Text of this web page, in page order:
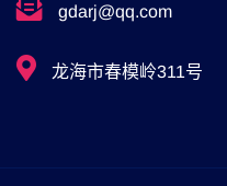
gdarj@qq.com
龙海市春模岭311号